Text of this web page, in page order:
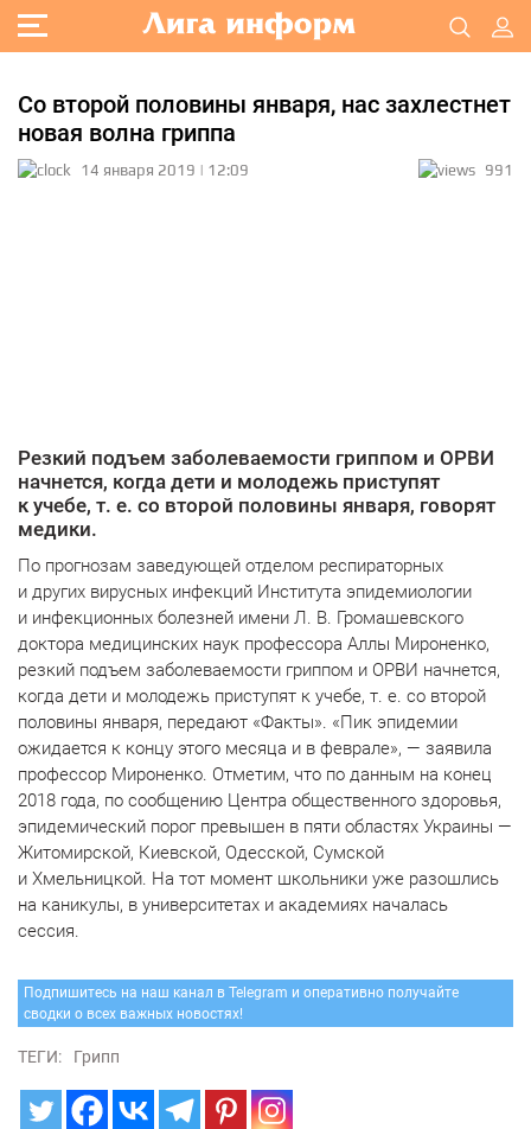
Со второй половины января, нас захлестнет
новая волна гриппа
14 января 2019 | 12:09 991
Резкий подъем заболеваемости гриппом и ОРВИ
начнется, когда дети и молодежь приступят
к учебе, т. е. со второй половины января, говорят
медики.
По прогнозам заведующей отделом респираторных
и других вирусных инфекций Института эпидемиологии
и инфекционных болезней имени Л. В. Громашевского
доктора медицинских наук профессора Аллы Мироненко,
резкий подъем заболеваемости гриппом и ОРВИ начнется,
когда дети и молодежь приступят к учебе, т. е. со второй
половины января, передают «Факты». «Пик эпидемии
ожидается к концу этого месяца и в феврале», — заявила
профессор Мироненко. Отметим, что по данным на конец
2018 года, по сообщению Центра общественного здоровья,
эпидемический порог превышен в пяти областях Украины —
Житомирской, Киевской, Одесской, Сумской
и Хмельницкой. На тот момент школьники уже разошлись
на каникулы, в университетах и академиях началась
сессия.
Подпишитесь на наш канал в Telegram и оперативно получайте
сводки о всех важных новостях!
ТЕГИ: Грипп